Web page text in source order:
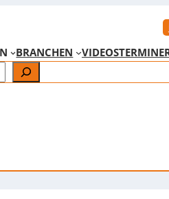
BRANCHEN VIDEOSTERMINE